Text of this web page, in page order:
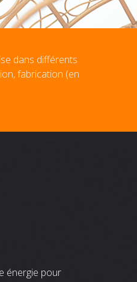
dans différents
fabrication (en
énergie pour